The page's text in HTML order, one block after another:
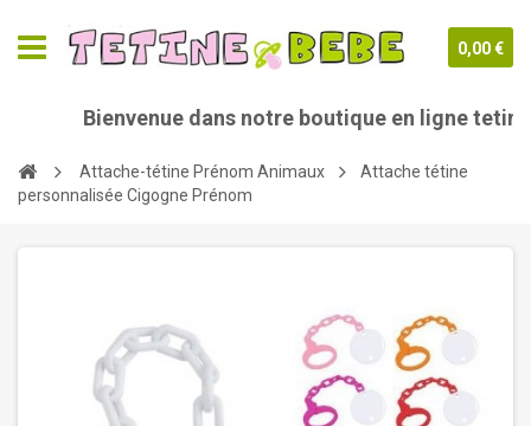
0,00 €
Bienvenue dans notre boutique en ligne tetine-
Attache-tétine Prénom Animaux
Attache tétine
personnalisée Cigogne Prénom